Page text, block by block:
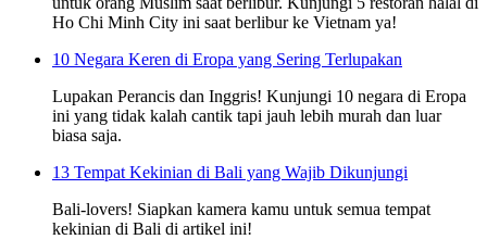
Ho Chi Minh City ini saat berlibur ke Vietnam ya!
10 Negara Keren di Eropa yang Sering Terlupakan
Lupakan Perancis dan Inggris! Kunjungi 10 negara di Eropa
ini yang tidak kalah cantik tapi jauh lebih murah dan luar
biasa saja.
13 Tempat Kekinian di Bali yang Wajib Dikunjungi
Bali-lovers! Siapkan kamera kamu untuk semua tempat
kekinian di Bali di artikel ini!